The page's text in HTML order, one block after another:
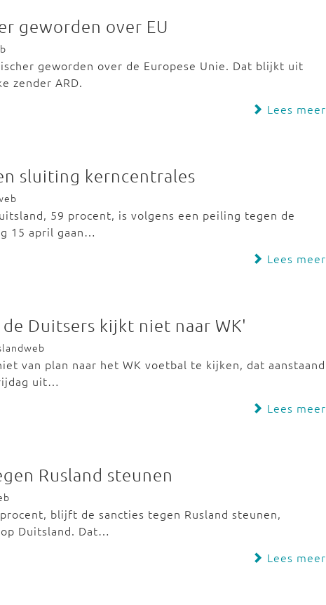
geworden over EU
geworden over de Europese Unie. Dat blijkt uit
zender ARD.
Lees meer
sluiting kerncentrales
59 procent, is volgens een peiling tegen de
15 april gaan…
Lees meer
Duitsers kijkt niet naar WK'
van plan naar het WK voetbal te kijken, dat aanstaand
uit…
Lees meer
Rusland steunen
blijft de sancties tegen Rusland steunen,
Duitsland. Dat…
Lees meer